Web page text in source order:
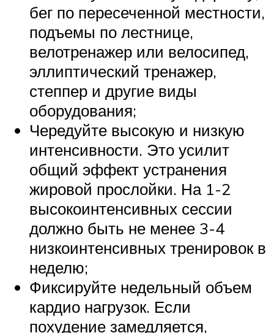
бег по пересеченной местности,
подъемы по лестнице,
велотренажер или велосипед,
эллиптический тренажер,
степпер и другие виды
оборудования;
Чередуйте высокую и низкую
интенсивности. Это усилит
общий эффект устранения
жировой прослойки. На 1-2
высокоинтенсивных сессии
должно быть не менее 3-4
низкоинтенсивных тренировок в
неделю;
Фиксируйте недельный объем
кардио нагрузок. Если
похудение замедляется,